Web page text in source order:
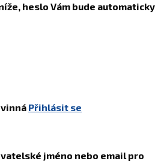
heslo Vám bude automaticky
Přihlásit se
jméno nebo email pro